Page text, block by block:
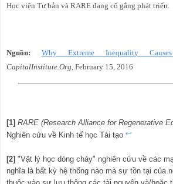
Học viện Tư bản và RARE đang cố gắng phát triển.
Nguồn: Why Extreme Inequality
CapitalInstitute .Org , February 15, 2016
[1] RARE (Research Alliance for Regenerative
Nghiên cứu về Kinh tế học Tái tạo ↩
[2] "Vật lý học dòng chảy" nghiên cứu về các
nghĩa là bất kỳ hệ thống nào mà sự tồn tại của